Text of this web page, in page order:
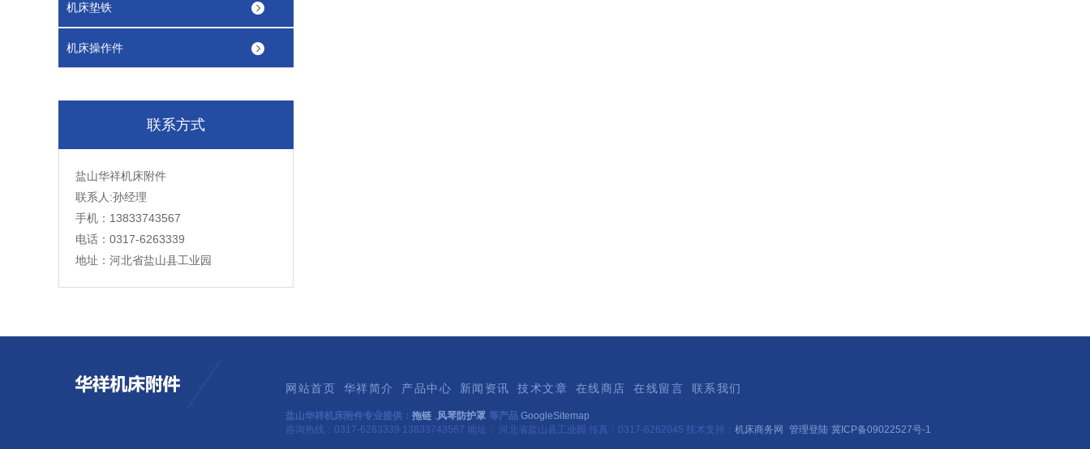
机床垫铁
机床操作件
联系方式
盐山华祥机床附件
联系人:孙经理
手机：13833743567
电话：0317-6263339
地址：河北省盐山县工业园
网站首页 华祥简介 产品中心 新闻资讯 技术文章 在线商店 在线留言 联系我们
盐山华祥机床附件专业提供： 拖链 ,风琴防护罩 等产品 GoogleSitemap
咨询热线：0317-6263339 13833743567 地址： 河北省盐山县工业园 传真：0317-6262045 技术支持： 机床商务网 管理登陆 冀ICP备09022527号-1